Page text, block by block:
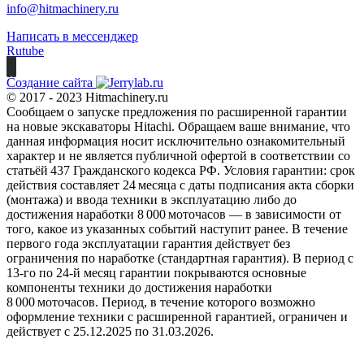
info@hitmachinery.ru
Написать в мессенджер
Rutube
Создание сайта
© 2017 - 2023 Hitmachinery.ru
Сообщаем о запуске предложения по расширенной гарантии
на новые экскаваторы Hitachi. Обращаем ваше внимание, что
данная информация носит исключительно ознакомительный
характер и не является публичной офертой в соответствии со
статьёй 437 Гражданского кодекса РФ. Условия гарантии: срок
действия составляет 24 месяца с даты подписания акта сборки
(монтажа) и ввода техники в эксплуатацию либо до
достижения наработки 8 000 моточасов — в зависимости от
того, какое из указанных событий наступит ранее. В течение
первого года эксплуатации гарантия действует без
ограничения по наработке (стандартная гарантия). В период с
13‑го по 24‑й месяц гарантии покрываются основные
компоненты техники до достижения наработки
8 000 моточасов. Период, в течение которого возможно
оформление техники с расширенной гарантией, ограничен и
действует с 25.12.2025 по 31.03.2026.